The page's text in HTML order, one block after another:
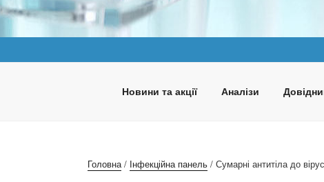
ПАНАКЕЯ
Медична лабораторія
Новини та акції Аналізи
Головна/ Інфекційна панель/ Сумарні антитіла до